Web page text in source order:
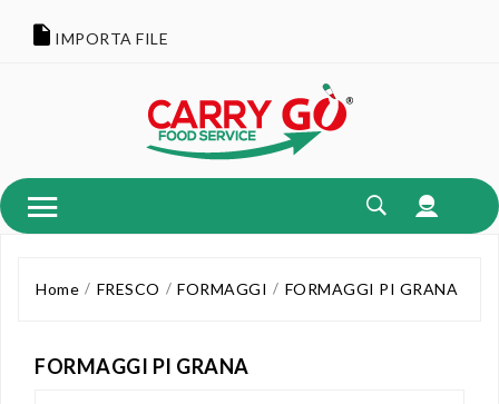
IMPORTA FILE
Home FRESCO FORMAGGI FORMAGGI PI GRANA
FORMAGGI PI GRANA